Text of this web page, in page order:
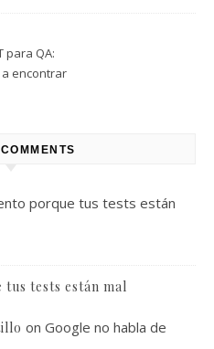
para QA:
encontrar
porque tus tests están
tests están mal
on Google no habla de